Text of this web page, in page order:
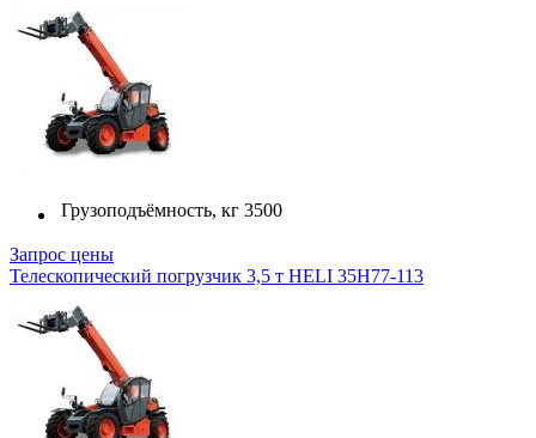
Грузоподъёмность, кг 3500
Запрос цены
Телескопический погрузчик 3,5 т HELI 35H77-113